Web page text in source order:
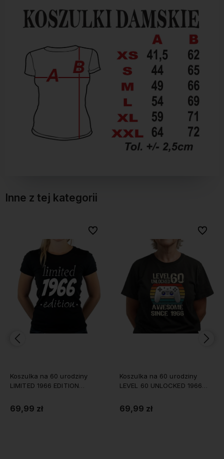
Inne z tej kategorii
Koszulka na 60 urodziny
LEVEL 60 UNLOCKED 1966
Koszulka na 60
Classic Original